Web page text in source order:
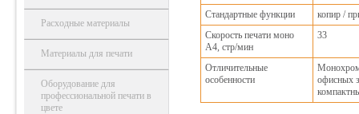
Расходные материалы
Материалы для печати
Оборудование для
профессиональной печати в
цвете
Стандартные функции
копир /
Скорость печати моно
A4, стр/мин
33
Отличительные
особенности
офисных